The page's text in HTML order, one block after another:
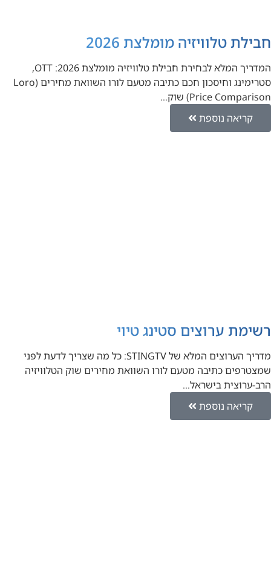
חבילת טלוויזיה מומלצת 2026
המדריך המלא לבחירת חבילת טלוויזיה מומלצת 2026: OTT,
סטרימינג וחיסכון חכם כתיבה מטעם לורו השוואת מחירים (Loro
Price Comparison) שוק…
קריאה נוספת
רשימת ערוצים סטינג טיוי
מדריך הערוצים המלא של STINGTV: כל מה שצריך לדעת לפני
שמצטרפים כתיבה מטעם לורו השוואת מחירים שוק הטלוויזיה
הרב-ערוצית בישראל…
קריאה נוספת